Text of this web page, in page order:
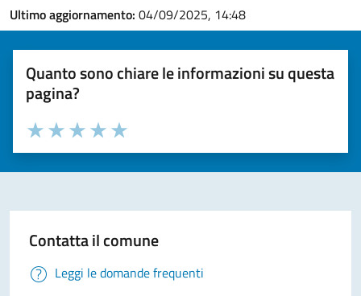
Ultimo aggiornamento: 04/09/2025, 14:48
Quanto sono chiare le informazioni su questa
pagina?
Valuta la chiarezza delle informazioni (da 1 a 5 stelle)
Seleziona il numero di stelle per valutare la chiarezza delle
Valuta 5 stelle su 5
Valuta 4 stelle su 5
Valuta 3 stelle su 5
Valuta 2 stelle su 5
Valuta 1 stelle su 5
Contatta il comune
Leggi le domande frequenti